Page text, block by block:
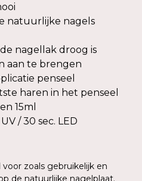
natuurlijke nagels
nagellak droog is
aan te brengen
penseel
haren in het penseel
15ml
/ 30 sec. LED
zoals gebruikelijk en
de natuurlijke nagelplaat.